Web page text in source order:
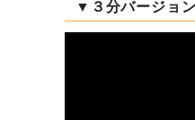
▼３分バージョン